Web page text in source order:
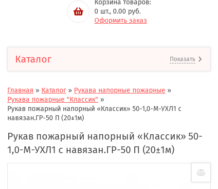
Корзина товаров:
0 шт., 0.00 руб.
Оформить заказ
Каталог Показать
Главная » Каталог » Рукава напорные пожарные »
Рукава пожарные "Классик" »
Рукав пожарный напорный «Классик» 50-1,0-М-УХЛ1 c
навязан.ГР-50 П (20±1м)
Рукав пожарный напорный «Классик» 50-
1,0-М-УХЛ1 c навязан.ГР-50 П (20±1м)